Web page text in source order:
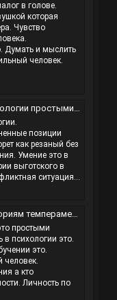
в голове.
которая
Чувство
Думать и мыслить
человек.
Что такое негатив на человеке.
позиции
как резаный без
Умение это в
выготского в
ситуация...
в психологии это. Модель психики по…
простыми
в психологии это.
это.
человек.
а кто
Личность по